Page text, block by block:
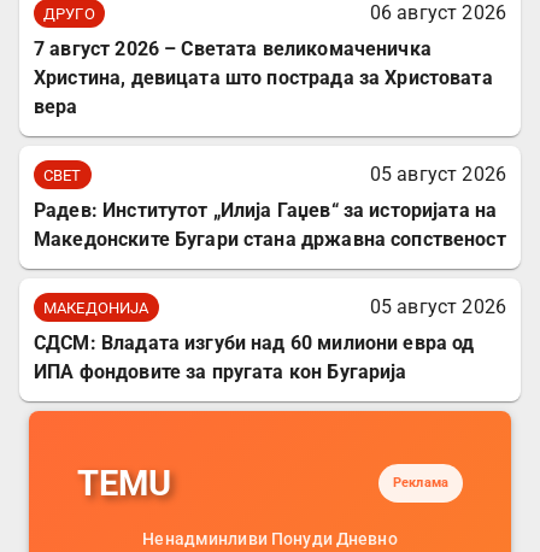
ДРУГО
06 август 2026
7 август 2026 – Светата великомаченичка
Христина, девицата што пострада за Христовата
вера
СВЕТ
05 август 2026
Радев: Институтот „Илија Гаџев“ за историјата на
Македонските Бугари стана државна сопственост
МАКЕДОНИЈА
05 август 2026
СДСМ: Владата изгуби над 60 милиони евра од
ИПА фондовите за пругата кон Бугарија
TEMU Реклама
Ненадминливи Понуди Дневно